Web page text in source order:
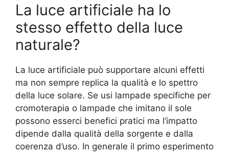
La luce artificiale ha lo
stesso effetto della luce
naturale?
La luce artificiale può supportare alcuni effetti
ma non sempre replica la qualità e lo spettro
della luce solare. Se usi lampade specifiche per
cromoterapia o lampade che imitano il sole
possono esserci benefici pratici ma l’impatto
dipende dalla qualità della sorgente e dalla
coerenza d’uso. In generale il primo esperimento